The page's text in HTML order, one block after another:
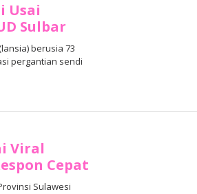
Usai
Sulbar
berusia 73
pergantian sendi
Viral
Cepat
Sulawesi